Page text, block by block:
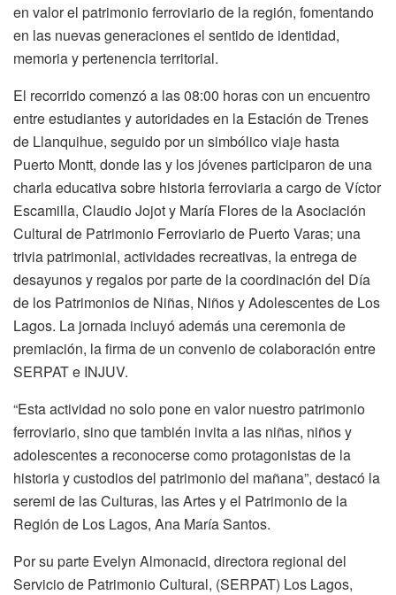
en valor el patrimonio ferroviario de la región, fomentando
en las nuevas generaciones el sentido de identidad,
memoria y pertenencia territorial.
El recorrido comenzó a las 08:00 horas con un encuentro
entre estudiantes y autoridades en la Estación de Trenes
de Llanquihue, seguido por un simbólico viaje hasta
Puerto Montt, donde las y los jóvenes participaron de una
charla educativa sobre historia ferroviaria a cargo de Víctor
Escamilla, Claudio Jojot y María Flores de la Asociación
Cultural de Patrimonio Ferroviario de Puerto Varas; una
trivia patrimonial, actividades recreativas, la entrega de
desayunos y regalos por parte de la coordinación del Día
de los Patrimonios de Niñas, Niños y Adolescentes de Los
Lagos. La jornada incluyó además una ceremonia de
premiación, la firma de un convenio de colaboración entre
SERPAT e INJUV.
“Esta actividad no solo pone en valor nuestro patrimonio
ferroviario, sino que también invita a las niñas, niños y
adolescentes a reconocerse como protagonistas de la
historia y custodios del patrimonio del mañana”, destacó la
seremi de las Culturas, las Artes y el Patrimonio de la
Región de Los Lagos, Ana María Santos.
Por su parte Evelyn Almonacid, directora regional del
Servicio de Patrimonio Cultural, (SERPAT) Los Lagos,